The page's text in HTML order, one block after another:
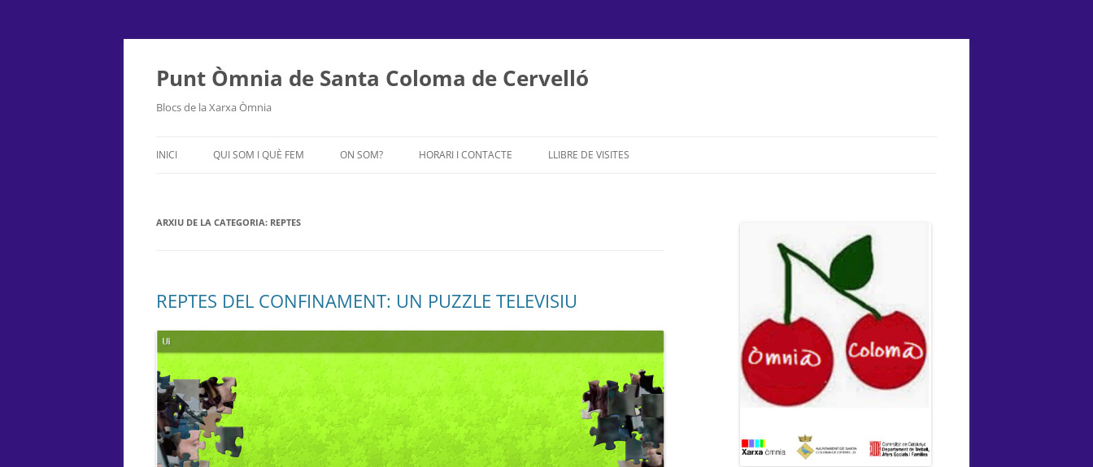
Punt Òmnia de Santa Coloma de Cervelló
Blocs de la Xarxa Òmnia
al
INICI QUI SOM I QUÈ FEM ON SOM? HORARI I CONTACTE LLIBRE DE VISITES
ARXIU DE LA CATEGORIA: REPTES
REPTES DEL CONFINAMENT: UN PUZZLE TELEVISIU